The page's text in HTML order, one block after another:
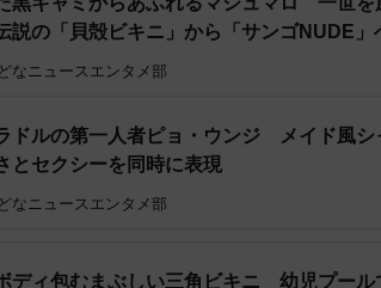
説の「貝殻ビキニ」から「サンゴ
なニュースエンタメ部
ドルの第一人者ピョ・ウンジ メイド風
とセクシーを同時に表現
なニュースエンタメ部
ディ包むまぶしい三角ビキニ 幼児プー